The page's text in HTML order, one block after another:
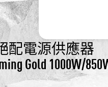
配電源供應器
Gold 1000W/